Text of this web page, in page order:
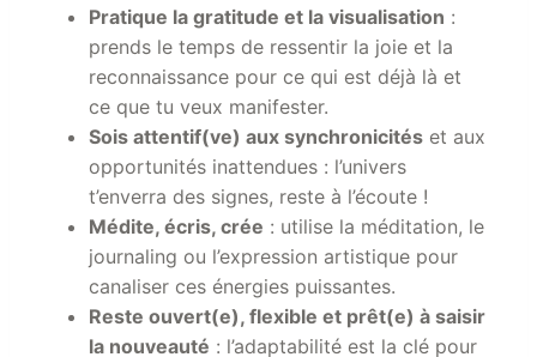
Pratique la gratitude et la visualisation :
prends le temps de ressentir la joie et la
reconnaissance pour ce qui est déjà là et
ce que tu veux manifester.
Sois attentif(ve) aux synchronicités et aux
opportunités inattendues : l’univers
t’enverra des signes, reste à l’écoute !
Médite, écris, crée : utilise la méditation, le
journaling ou l’expression artistique pour
canaliser ces énergies puissantes.
Reste ouvert(e), flexible et prêt(e) à saisir
la nouveauté : l’adaptabilité est la clé pour